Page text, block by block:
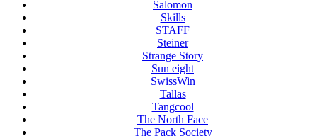
Salomon
Skills
STAFF
Steiner
Strange Story
Sun eight
SwissWin
Tallas
Tangcool
The North Face
The Pack Society